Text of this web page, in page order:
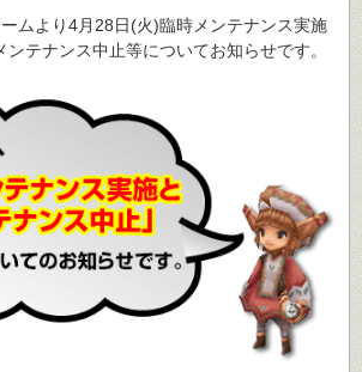
ムより4月28日(火)臨時メンテナンス実施
テナンス中止等についてお知らせです。